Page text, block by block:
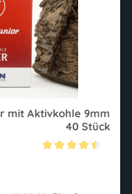
mit Aktivkohle 9mm
40 Stück